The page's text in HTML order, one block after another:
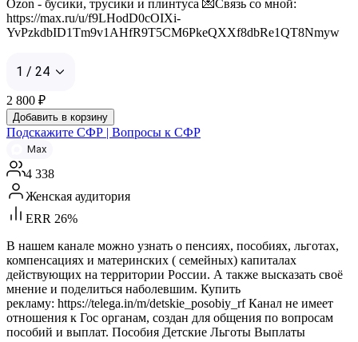
Ozon - бусики, трусики и плинтуса 💌Связь со мной:
https://max.ru/u/f9LHodD0cOIXi-
YvPzkdbID1Tm9v1AHfR9T5CM6PkeQXXf8dbRe1QT8Nmyw
1 / 24
2 800 ₽
Добавить в корзину
Подскажите СФР | Вопросы к СФР
Max
4 338
Женская аудитория
ERR 26%
В нашем канале можно узнать о пенсиях, пособиях, льготах,
компенсациях и материнских ( семейных) капиталах
действующих на территории России. А также высказать своё
мнение и поделиться наболевшим. Купить
рекламу: https://telega.in/m/detskie_posobiy_rf Канал не имеет
отношения к Гос органам, создан для общения по вопросам
пособий и выплат. Пособия Детские Льготы Выплаты